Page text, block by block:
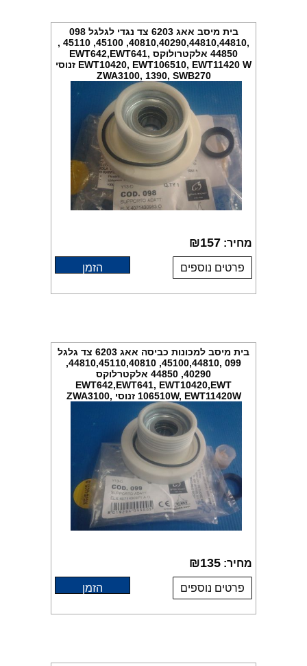
בית מיסב אאג 6203 צד נגדי לגלגל 098
,40810,40290,44810,44810, 45100, 45110 ,
44850 אלקטרולוקס EWT642,EWT641,
EWT10420, EWT106510, EWT11420 W זנוסי
ZWA3100, 1390, SWB270
מחיר: ₪157
פרטים נוספים הזמן
בית מיסב למכונות כביסה אאג 6203 צד גלגל
099 ,45100,44810, 44810,45110,40810,
40290, 44850 אלקטרלוקס
EWT642,EWT641, EWT10420,EWT
106510W, EWT11420W זנוסי ZWA3100,
ZWI1390, SWB270
מחיר: ₪135
פרטים נוספים הזמן